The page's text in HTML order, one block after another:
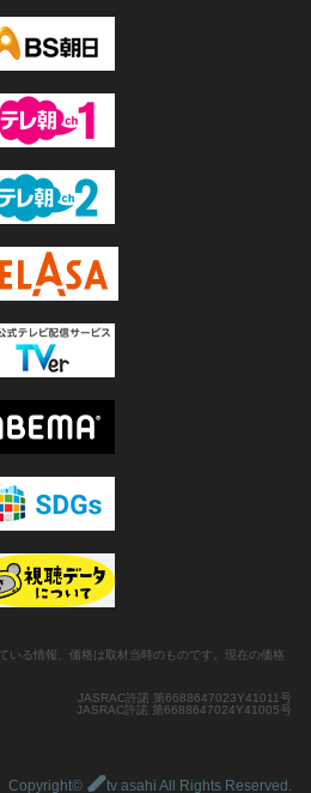
いる情報、価格は取材当時のものです。現在の価格
JASRAC許諾 第6688647023Y41011号
JASRAC許諾 第6688647024Y41005号
Copyright© tv asahi All Rights Reserved.